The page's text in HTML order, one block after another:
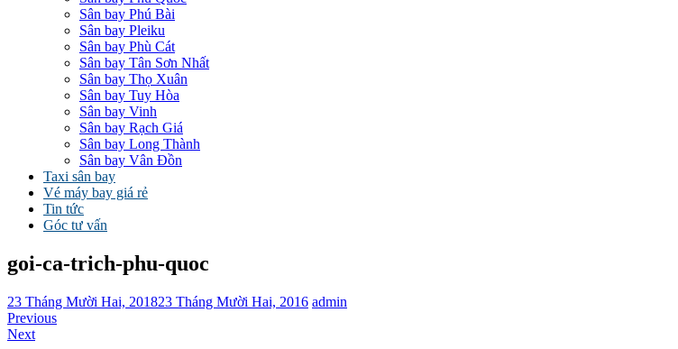
Sân bay Phú Bài
Sân bay Pleiku
Sân bay Phù Cát
Sân bay Tân Sơn Nhất
Sân bay Thọ Xuân
Sân bay Tuy Hòa
Sân bay Vinh
Sân bay Rạch Giá
Sân bay Long Thành
Sân bay Vân Đồn
Taxi sân bay
Vé máy bay giá rẻ
Tin tức
Góc tư vấn
goi-ca-trich-phu-quoc
23 Tháng Mười Hai, 201823 Tháng Mười Hai, 2016 admin
Previous
Next